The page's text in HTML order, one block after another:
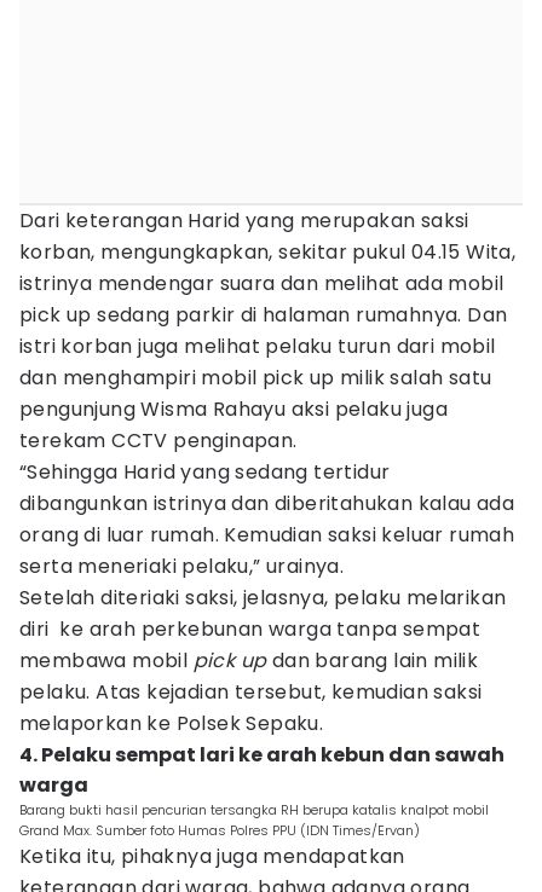
Dari keterangan Harid yang merupakan saksi
korban, mengungkapkan, sekitar pukul 04.15 Wita,
istrinya mendengar suara dan melihat ada mobil
pick up sedang parkir di halaman rumahnya. Dan
istri korban juga melihat pelaku turun dari mobil
dan menghampiri mobil pick up milik salah satu
pengunjung Wisma Rahayu aksi pelaku juga
terekam CCTV penginapan.
“Sehingga Harid yang sedang tertidur
dibangunkan istrinya dan diberitahukan kalau ada
orang di luar rumah. Kemudian saksi keluar rumah
serta meneriaki pelaku,” urainya.
Setelah diteriaki saksi, jelasnya, pelaku melarikan
diri ke arah perkebunan warga tanpa sempat
membawa mobil pick updan barang lain milik
pelaku. Atas kejadian tersebut, kemudian saksi
melaporkan ke Polsek Sepaku.
4. Pelaku sempat lari ke arah kebun dan sawah
warga
Barang bukti hasil pencurian tersangka RH berupa katalis knalpot mobil
Grand Max. Sumber foto Humas Polres PPU (IDN Times/Ervan)
Ketika itu, pihaknya juga mendapatkan